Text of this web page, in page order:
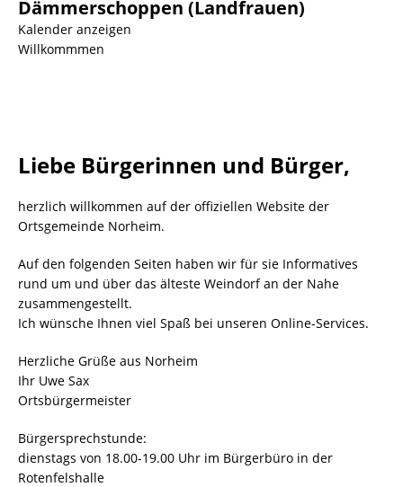
Dämmerschoppen (Landfrauen)
Kalender anzeigen
Willkommmen
Liebe Bürgerinnen und Bürger,
herzlich willkommen auf der offiziellen Website der
Ortsgemeinde Norheim.
Auf den folgenden Seiten haben wir für sie Informatives
rund um und über das älteste Weindorf an der Nahe
zusammengestellt.
Ich wünsche Ihnen viel Spaß bei unseren Online-Services.
Herzliche Grüße aus Norheim
Ihr Uwe Sax
Ortsbürgermeister
Bürgersprechstunde:
dienstags von 18.00-19.00 Uhr im Bürgerbüro in der
Rotenfelshalle